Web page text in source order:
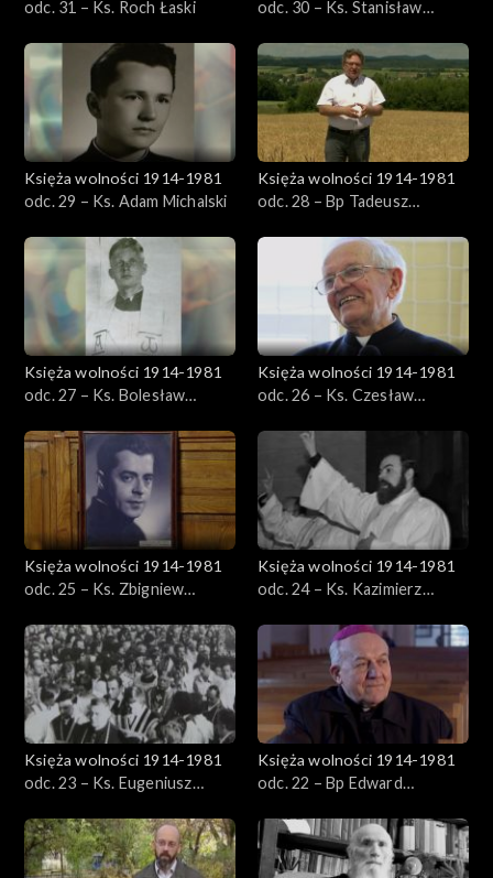
odc. 31 – Ks. Roch Łaski
odc. 30 – Ks. Stanisław
Księża wolności 1914-1981
odc. 29 – Ks. Adam Michalski
Księża wolności 1914-1981
odc. 28 – Bp Tadeusz
Księża wolności 1914-1981
odc. 27 – Ks. Bolesław
Księża wolności 1914-1981
odc. 26 – Ks. Czesław
Księża wolności 1914-1981
odc. 25 – Ks. Zbigniew
Księża wolności 1914-1981
odc. 24 – Ks. Kazimierz
Księża wolności 1914-1981
odc. 23 – Ks. Eugeniusz
Księża wolności 1914-1981
odc. 22 – Bp Edward